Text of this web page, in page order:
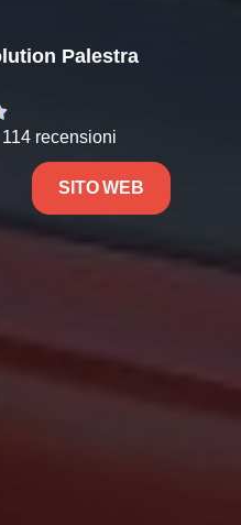
Palestra
recensioni
SITO WEB